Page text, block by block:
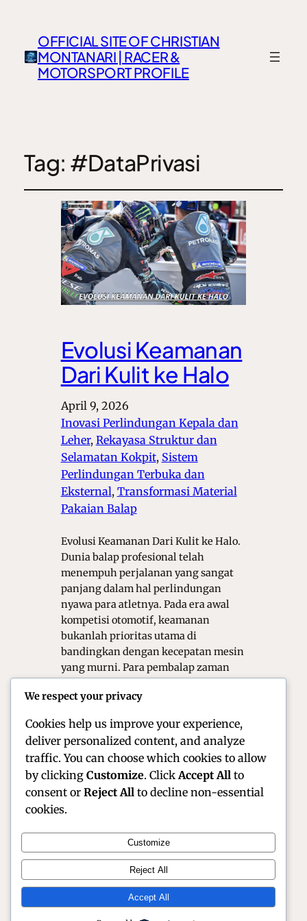
OFFICIAL SITE OF CHRISTIAN
MONTANARI | RACER &
MOTORSPORT PROFILE
Tag: #DataPrivasi
Evolusi Keamanan
Dari Kulit ke Halo
April 9, 2026
Inovasi Perlindungan Kepala dan
Leher, Rekayasa Struktur dan
Selamatan Kokpit, Sistem
Perlindungan Terbuka dan
Eksternal, Transformasi Material
Pakaian Balap
Evolusi Keamanan Dari Kulit ke Halo.
Dunia balap profesional telah
menempuh perjalanan yang sangat
panjang dalam hal perlindungan
nyawa para atletnya. Pada era awal
kompetisi otomotif, keamanan
bukanlah prioritas utama di
bandingkan dengan kecepatan mesin
yang murni. Para pembalap zaman
kulit tipis dan helm kain yang sangat
Official Site of Christian Montanari | Racer &
Motorsport Profile
We respect your privacy
Cookies help us improve your experience,
deliver personalized content, and analyze
traffic. You can choose which cookies to allow
by clicking Customize. Click Accept All to
consent or Reject All to decline non-essential
cookies.
Customize
Reject All
Accept All